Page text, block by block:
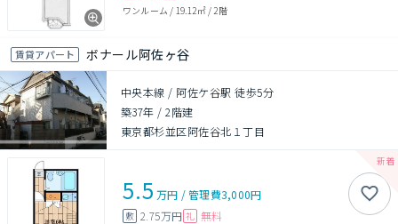
ワンルーム / 19.12㎡/ 2階
賃貸アパート ボナール阿佐ヶ谷
中央本線 / 阿佐ケ谷駅 徒歩5分
築37年 /2階建
東京都杉並区阿佐谷北１丁目
5.5 万円 /管理費3,000円
敷 2.75万円 礼 無料